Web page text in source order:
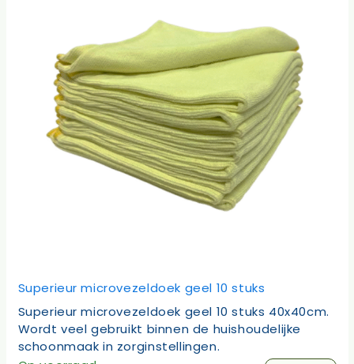
Superieur microvezeldoek geel 10 stuks
Superieur microvezeldoek geel 10 stuks 40x40cm.
Wordt veel gebruikt binnen de huishoudelijke
schoonmaak in zorginstellingen.